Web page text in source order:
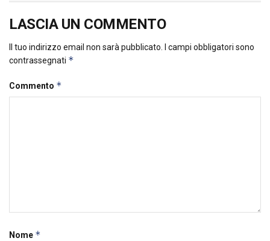
LASCIA UN COMMENTO
Il tuo indirizzo email non sarà pubblicato.
I campi obbligatori sono
contrassegnati *
Commento *
Nome *